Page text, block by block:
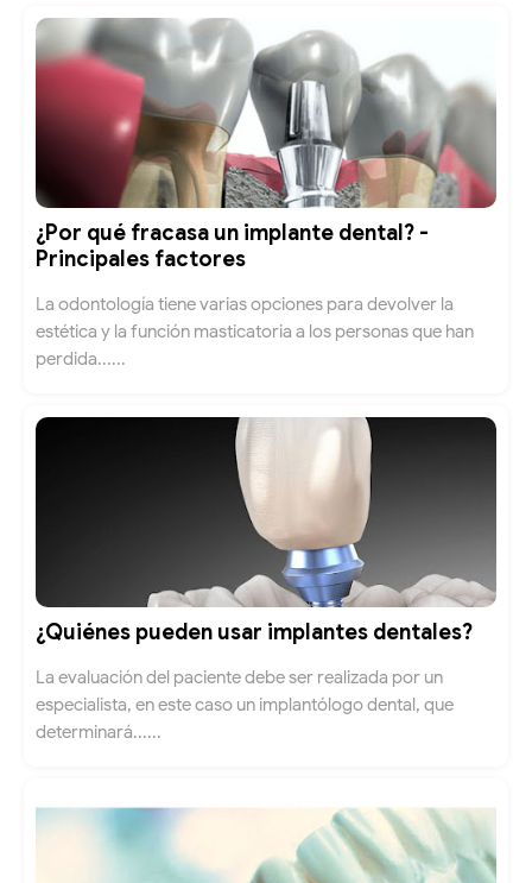
¿Por qué fracasa un implante dental? -
Principales factores
La odontología tiene varias opciones para devolver la
estética y la función masticatoria a los personas que han
perdida......
¿Quiénes pueden usar implantes dentales?
La evaluación del paciente debe ser realizada por un
especialista, en este caso un implantólogo dental, que
determinará......